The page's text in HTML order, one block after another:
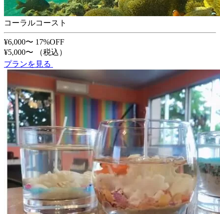
コーラルコースト
¥6,000〜 17%OFF
¥5,000〜
（税込）
プランを見る